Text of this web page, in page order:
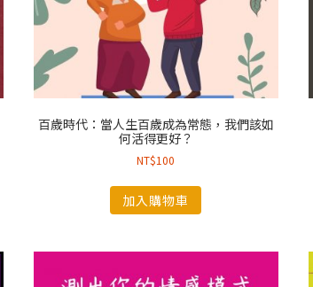
百歲時代：當人生百歲成為常態，我們該如
何活得更好？
NT$100
加入購物車